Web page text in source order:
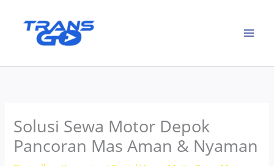
Solusi Sewa Motor Depok
Pancoran Mas Aman & Nyaman